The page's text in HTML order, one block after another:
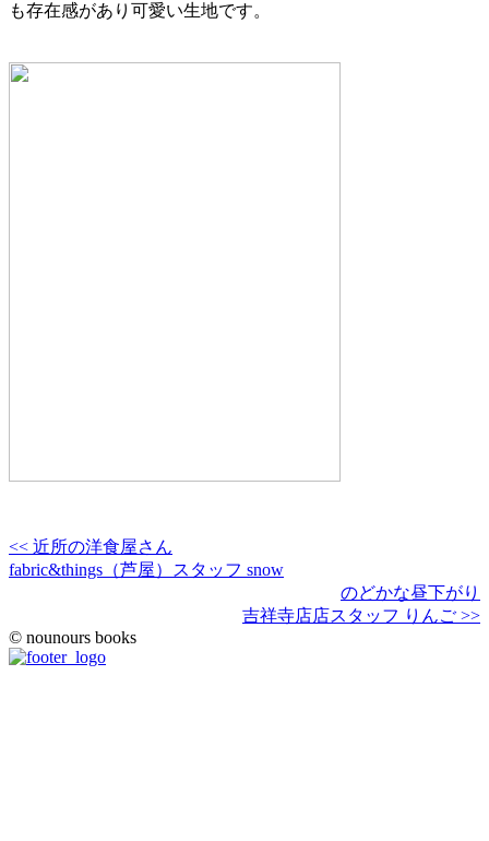
も存在感があり可愛い生地です。
<< 近所の洋食屋さん
fabric&things（芦屋）スタッフ snow
のどかな昼下がり
吉祥寺店店スタッフ りんご >>
© nounours books